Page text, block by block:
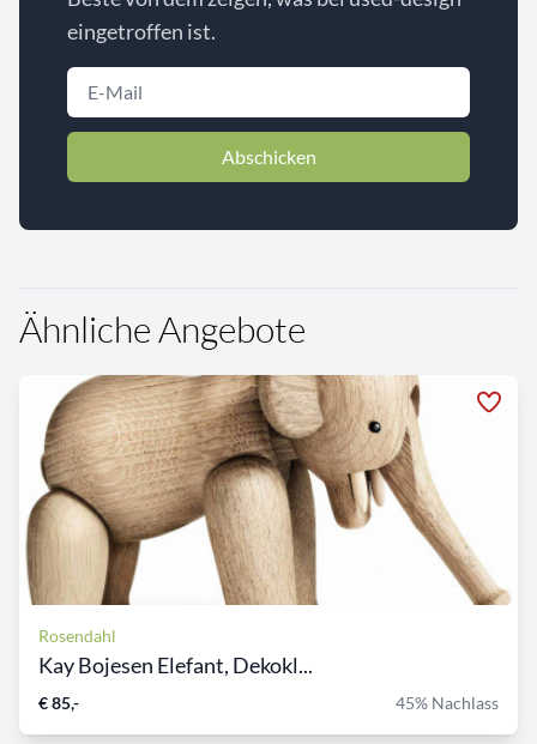
eingetroffen ist.
Abschicken
Ähnliche Angebote
Rosendahl
Kay Bojesen Elefant, Dekokl...
€ 85,- 45% Nachlass